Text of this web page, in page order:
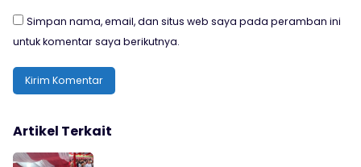
Simpan nama, email, dan situs web saya pada peramban ini
untuk komentar saya berikutnya.
Artikel Terkait